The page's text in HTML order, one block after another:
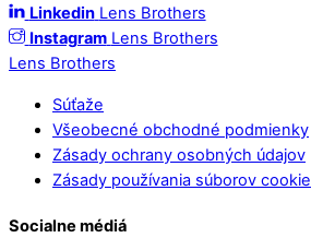
Linkedin Lens Brothers
Instagram Lens Brothers
Lens Brothers
Súťaže
Všeobecné obchodné podmienky
Zásady ochrany osobných údajov
Zásady používania súborov cookie
Socialne médiá